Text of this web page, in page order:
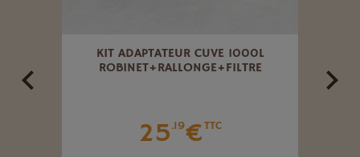
KIT ADAPTATEUR CUVE 1000L
ROBINET+RALLONGE+FILTRE
25.19€TTC